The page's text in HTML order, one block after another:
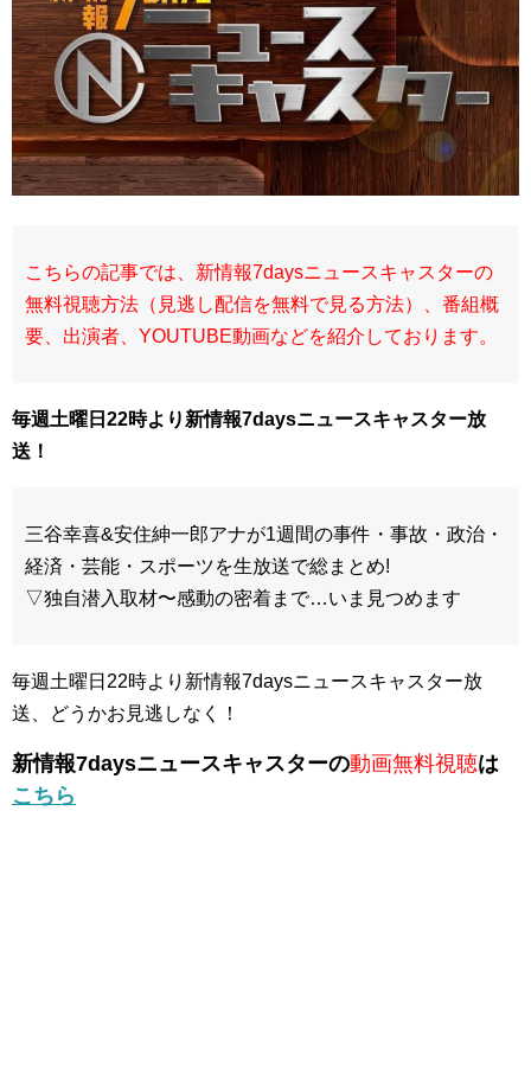
こちらの記事では、新情報7daysニュースキャスターの
無料視聴方法（見逃し配信を無料で見る方法）、番組概
要、出演者、YOUTUBE動画などを紹介しております。
毎週土曜日22時より新情報7daysニュースキャスター放
送！
三谷幸喜&安住紳一郎アナが1週間の事件・事故・政治・
経済・芸能・スポーツを生放送で総まとめ!
▽独自潜入取材〜感動の密着まで…いま見つめます
毎週土曜日22時より新情報7daysニュースキャスター放
送、どうかお見逃しなく！
新情報7daysニュースキャスターの動画無料視聴は
こちら